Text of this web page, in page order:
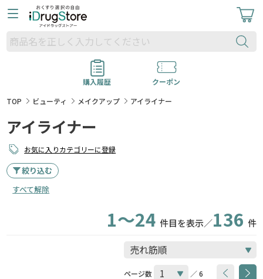
購入履歴
クーポン
TOP
ビューティ メイクアップ アイライナー
アイライナー
お気に入りカテゴリーに登録
絞り込む
すべて解除
1～24 件目を表示／136 件
ページ数 ／ 6